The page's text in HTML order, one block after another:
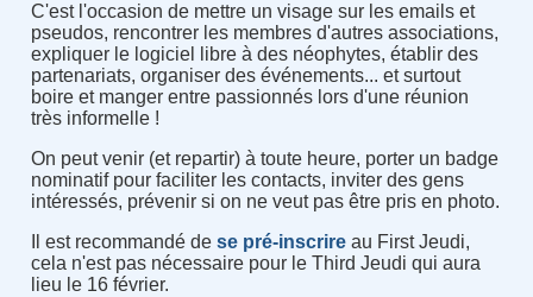
C'est l'occasion de mettre un visage sur les emails et
pseudos, rencontrer les membres d'autres associations,
expliquer le logiciel libre à des néophytes, établir des
partenariats, organiser des événements... et surtout
boire et manger entre passionnés lors d'une réunion
très informelle !
On peut venir (et repartir) à toute heure, porter un badge
nominatif pour faciliter les contacts, inviter des gens
intéressés, prévenir si on ne veut pas être pris en photo.
Il est recommandé de se pré-inscrireau First Jeudi,
cela n'est pas nécessaire pour le Third Jeudi qui aura
lieu le 16 février.